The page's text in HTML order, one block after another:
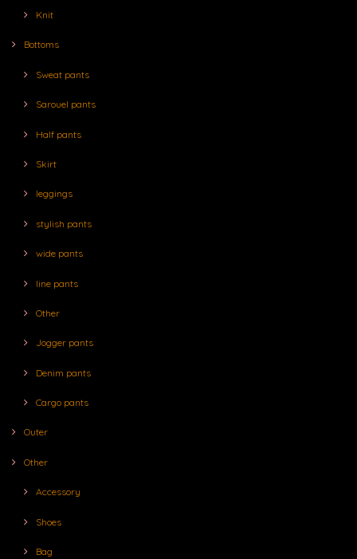
Knit
Bottoms
Sweat pants
Sarouel pants
Half pants
Skirt
leggings
stylish pants
wide pants
line pants
Other
Jogger pants
Denim pants
Cargo pants
Outer
Other
Accessory
Shoes
Bag